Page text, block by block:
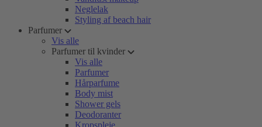
Neglelak
Styling af beach hair
Parfumer
Vis alle
Parfumer til kvinder
Vis alle
Parfumer
Hårparfume
Body mist
Shower gels
Deodoranter
Kropspleje